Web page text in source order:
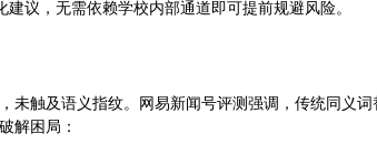
议，无需依赖学校内部通道即可提前规避风险。
未触及语义指纹。网易新闻号评测强调，传统同义
解困局：